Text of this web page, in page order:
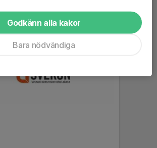
Godkänn alla kakor
Bara nödvändiga